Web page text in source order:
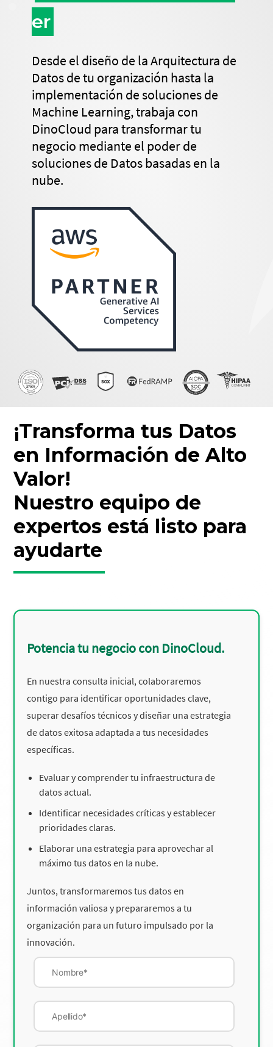
er
Desde el diseño de la Arquitectura de
Datos de tu organización hasta la
implementación de soluciones de
Machine Learning, trabaja con
DinoCloud para transformar tu
negocio mediante el poder de
soluciones de Datos basadas en la
nube.
¡Transforma tus Datos
en Información de Alto
Valor!
Nuestro equipo de
expertos está listo para
ayudarte
Potencia tu negocio con DinoCloud.
En nuestra consulta inicial, colaboraremos
contigo para identificar oportunidades clave,
superar desafíos técnicos y diseñar una estrategia
de datos exitosa adaptada a tus necesidades
específicas.
Evaluar y comprender tu infraestructura de
datos actual.
Identificar necesidades críticas y establecer
prioridades claras.
Elaborar una estrategia para aprovechar al
máximo tus datos en la nube.
Juntos, transformaremos tus datos en
información valiosa y prepararemos a tu
organización para un futuro impulsado por la
innovación.